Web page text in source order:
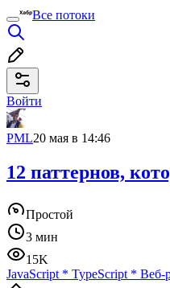
Все потоки
Войти
PML20 мая в 14:46
12 паттернов,
Простой
3 мин
15K
JavaScript * TypeScript * Веб-